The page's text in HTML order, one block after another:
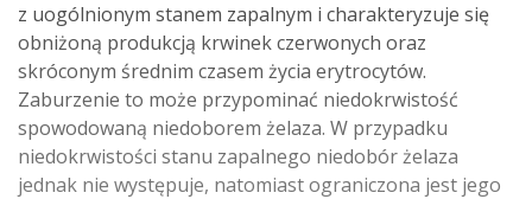
z uogólnionym stanem zapalnym i charakteryzuje się
obniżoną produkcją krwinek czerwonych oraz
skróconym średnim czasem życia erytrocytów.
Zaburzenie to może przypominać niedokrwistość
spowodowaną niedoborem żelaza. W przypadku
niedokrwistości stanu zapalnego niedobór żelaza
jednak nie występuje, natomiast ograniczona jest jego